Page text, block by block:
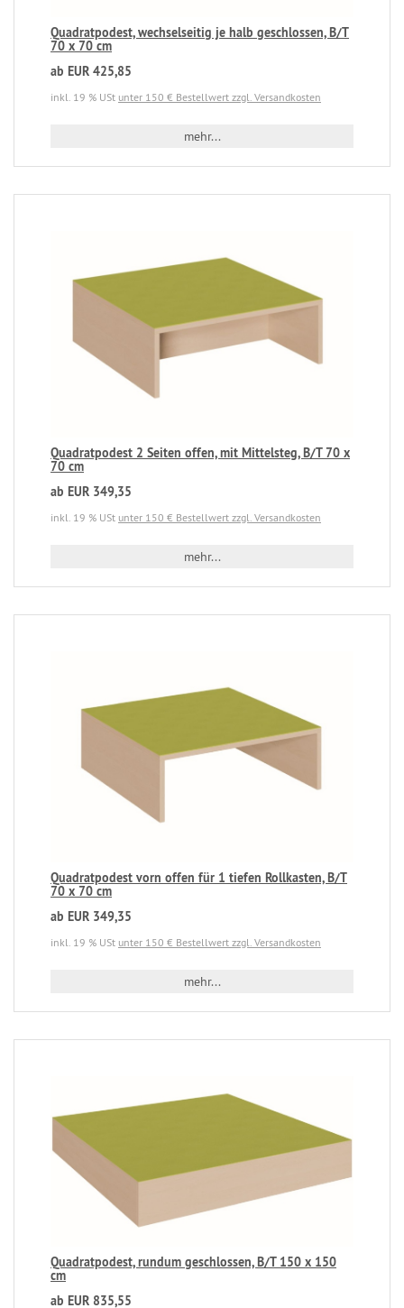
Quadratpodest, wechselseitig je halb geschlossen, B/T
70 x 70 cm
ab EUR 425,85
inkl. 19 % USt unter 150 € Bestellwert zzgl. Versandkosten
mehr...
Quadratpodest 2 Seiten offen, mit Mittelsteg, B/T 70 x
70 cm
ab EUR 349,35
inkl. 19 % USt unter 150 € Bestellwert zzgl. Versandkosten
mehr...
Quadratpodest vorn offen für 1 tiefen Rollkasten, B/T
70 x 70 cm
ab EUR 349,35
inkl. 19 % USt unter 150 € Bestellwert zzgl. Versandkosten
mehr...
Quadratpodest, rundum geschlossen, B/T 150 x 150
cm
ab EUR 835,55